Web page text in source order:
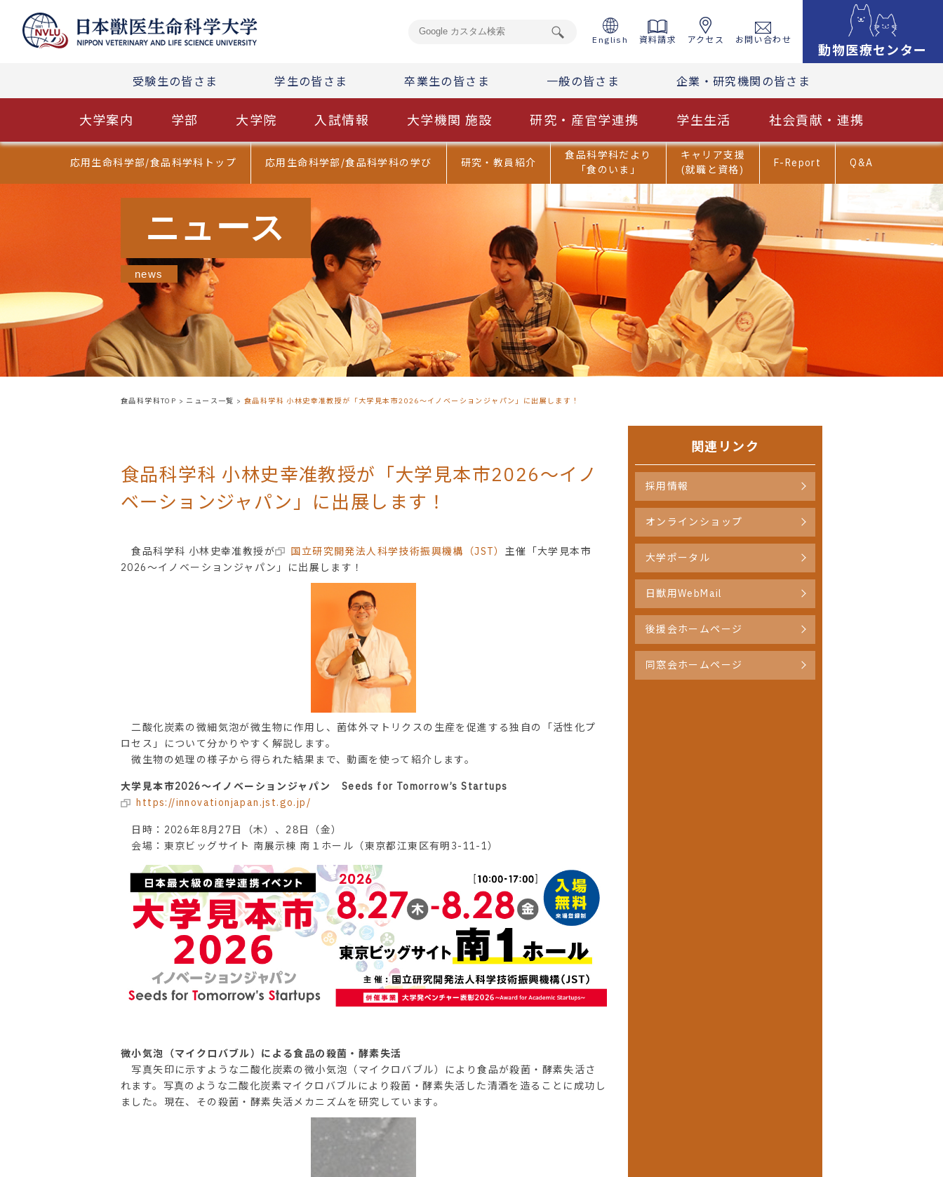
English 資料請求 アクセス お問い合わせ
動物医療センター
受験生の皆さま 学生の皆さま 卒業生の皆さま 一般の皆さま 企業・研究機関の皆さま
大学案内 学部 大学院 入試情報 大学機関 施設 研究・産官学連携 学生生活 社会貢献・連携
ニュース
news
応用生命科学部/食品科学科トップ 応用生命科学部/食品科学科の学び 研究・教員紹介
食品科学科だより
「食のいま」
キャリア支援
(就職と資格)
F-Report Q&A
食品科学科TOP > ニュース一覧 >食品科学科 小林史幸准教授が「大学見本市2026～イノベーションジャパン」に出展します！
食品科学科 小林史幸准教授が「大学見本市2026～イノ
ベーションジャパン」に出展します！
食品科学科 小林史幸准教授が 国立研究開発法人科学技術振興機構（JST） 主催「大学見本市
2026～イノベーションジャパン」に出展します！
二酸化炭素の微細気泡が微生物に作用し、菌体外マトリクスの生産を促進する独自の「活性化プ
ロセス」について分かりやすく解説します。
微生物の処理の様子から得られた結果まで、動画を使って紹介します。
大学見本市2026～イノベーションジャパン Seeds for Tomorrow’s Startups
https://innovationjapan.jst.go.jp/
日時：2026年8月27日（木）、28日（金）
会場：東京ビッグサイト 南展示棟 南１ホール（東京都江東区有明3-11-1）
微小気泡（マイクロバブル）による食品の殺菌・酵素失活
写真矢印に示すような二酸化炭素の微小気泡（マイクロバブル）により食品が殺菌・酵素失活さ
れます。写真のような二酸化炭素マイクロバブルにより殺菌・酵素失活した清酒を造ることに成功し
ました。現在、その殺菌・酵素失活メカニズムを研究しています。
関連リンク
採用情報
オンラインショップ
大学ポータル
日獣用WebMail
後援会ホームページ
同窓会ホームページ
English 資料請求 アクセス お問い合わせ
動物医療センター
受験生の皆さま 学生の皆さま 卒業生の皆さま 一般の皆さま 企業・研究機関の皆さま
大学案内 学部 大学院 入試情報 大学機関 施設 研究・産官学連携 学生生活 社会貢献・連携